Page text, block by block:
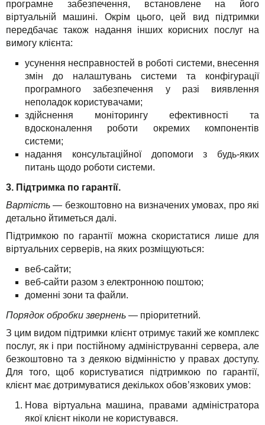
програмне забезпечення, встановлене на його
віртуальній машині. Окрім цього, цей вид підтримки
передбачає також надання інших корисних послуг на
вимогу клієнта:
усунення несправностей в роботі системи, внесення
змін до налаштувань системи та конфігурації
програмного забезпечення у разі виявлення
неполадок користувачами;
здійснення моніторингу ефективності та
вдосконалення роботи окремих компонентів
системи;
надання консультаційної допомоги з будь-яких
питань щодо роботи системи.
3. Підтримка по гарантії.
Вартість— безкоштовно на визначених умовах, про які
детально йтиметься далі.
Підтримкою по гарантії можна скористатися лише для
віртуальних серверів, на яких розміщуються:
веб-сайти;
веб-сайти разом з електронною поштою;
доменні зони та файли.
Порядок обробки звернень — пріоритетний.
З цим видом підтримки клієнт отримує такий же комплекс
послуг, як і при постійному адмініструванні сервера, але
безкоштовно та з деякою відмінністю у правах доступу.
Для того, щоб користуватися підтримкою по гарантії,
клієнт має дотримуватися декількох обов’язкових умов:
Нова віртуальна машина, правами адміністратора
якої клієнт ніколи не користувався.